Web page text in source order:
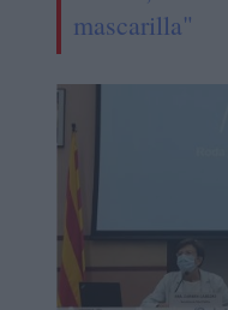
mascarilla"